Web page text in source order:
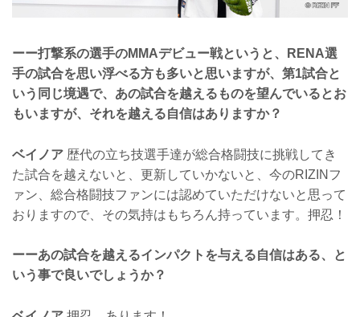
ーー打撃系の選手のMMAデビュー戦というと、RENA選
手の試合を思い浮べる方も多いと思いますが、第1試合と
いう同じ境遇で、あの試合を越えるものを望んでいるとお
もいますが、それを越える自信はありますか？
ベイノア 歴代の立ち技選手達が総合格闘技に挑戦してき
た試合を越えないと、更新していかないと、今のRIZINフ
ァン、総合格闘技ファンには認めていただけないと思って
おりますので、その気持はもちろん持っています。押忍！
ーーあの試合を越えるインパクトを与える自信はある、と
いう事で良いでしょうか？